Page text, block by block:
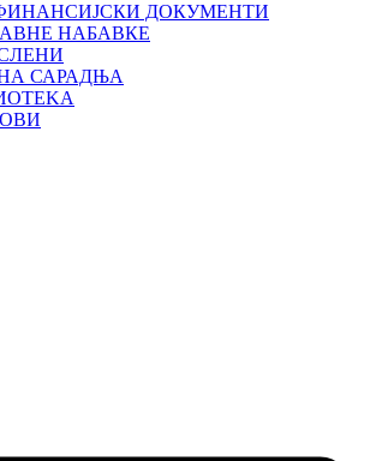
ДОКУМЕНТИ
НАБАВКЕ
САРАДЊА